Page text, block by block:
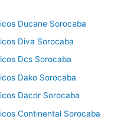
Ducane Sorocaba
Diva Sorocaba
Dcs Sorocaba
Dako Sorocaba
Dacor Sorocaba
Continental Sorocaba